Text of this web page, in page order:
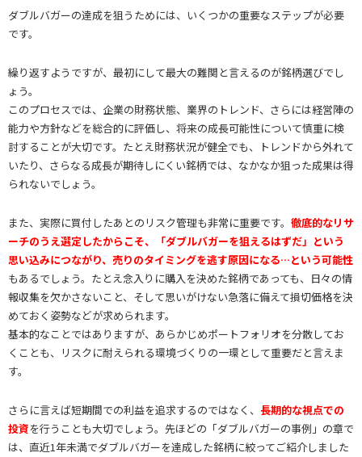
ダブルバガーの達成を狙うためには、いくつかの重要なステップが必要
です。
繰り返すようですが、最初にして最大の難関と言えるのが銘柄選びでし
ょう。
このプロセスでは、企業の財務状態、業界のトレンド、さらには経営陣の
能力や方針などを総合的に評価し、将来の成長可能性について慎重に検
討することが大切です。たとえ財務状況が健全でも、トレンドから外れて
いたり、さらなる成長が期待しにくい銘柄では、なかなか狙った成果は得
られないでしょう。
また、実際に買付したあとのリスク管理も非常に重要です。 徹底的なリサ
ーチのうえ選定したからこそ、「ダブルバガーを狙えるはずだ」という
思い込みにつながり、売りのタイミングを逃す原因になる…という可能性
もあるでしょう。たとえ念入りに購入を決めた銘柄であっても、日々の情
報収集を欠かさないこと、そして思いがけない急落に備えて損切価格を決
めておく姿勢などが求められます。
基本的なことではありますが、あらかじめポートフォリオを分散してお
くことも、リスクに耐えられる環境づくりの一環として重要だと言えま
す。
さらに言えば短期間での利益を追求するのではなく、 長期的な視点での
投資を行うことも大切でしょう。先ほどの「ダブルバガーの事例」の章で
は、直近1年未満でダブルバガーを達成した銘柄に絞ってご紹介しました